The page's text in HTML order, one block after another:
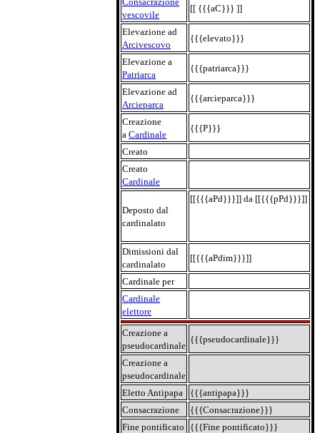
vescovile
[[ {{{aC}}} ]]
Elevazione ad
Arcivescovo
{{{elevato}}}
Elevazione a
Patriarca
{{{patriarca}}}
Elevazione ad
Arcieparca
{{{arcieparca}}}
Creazione
a Cardinale
{{{P}}}
Creato
Creato
Cardinale
Deposto dal
cardinalato
[[{{{aPd}}}]] da [[{{{pPd}}}]]
Dimissioni dal
cardinalato
[[{{{aPdim}}}]]
Cardinale per
Cardinale
elettore
Creazione a
pseudocardinale
{{{pseudocardinale}}}
Creazione a
pseudocardinale
Eletto Antipapa
{{{antipapa}}}
Consacrazione
{{{Consacrazione}}}
Fine pontificato
{{{Fine pontificato}}}